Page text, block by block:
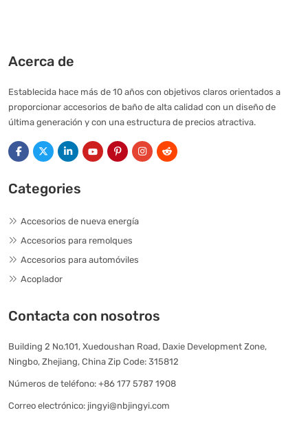
Acerca de
Establecida hace más de 10 años con objetivos claros orientados a
proporcionar accesorios de baño de alta calidad con un diseño de
última generación y con una estructura de precios atractiva.
Categories
Accesorios de nueva energía
Accesorios para remolques
Accesorios para automóviles
Acoplador
Contacta con nosotros
Building 2 No.101, Xuedoushan Road, Daxie Development Zone,
Ningbo, Zhejiang, China Zip Code: 315812
Números de teléfono: +86 177 5787 1908
Correo electrónico: jingyi@nbjingyi.com